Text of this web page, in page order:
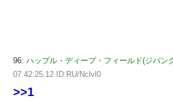
96: ハッブル・ディープ・フィールド(ジパン
07:42:25.12 ID:RU/Nclvl0
>>1